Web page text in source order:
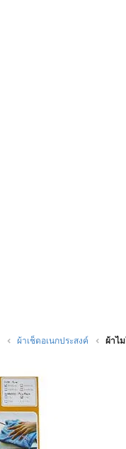
ผ้าเช็ดอเนกประสงค์ ผ้าไม